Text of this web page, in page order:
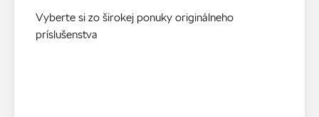
Vyberte si zo širokej ponuky originálneho
príslušenstva